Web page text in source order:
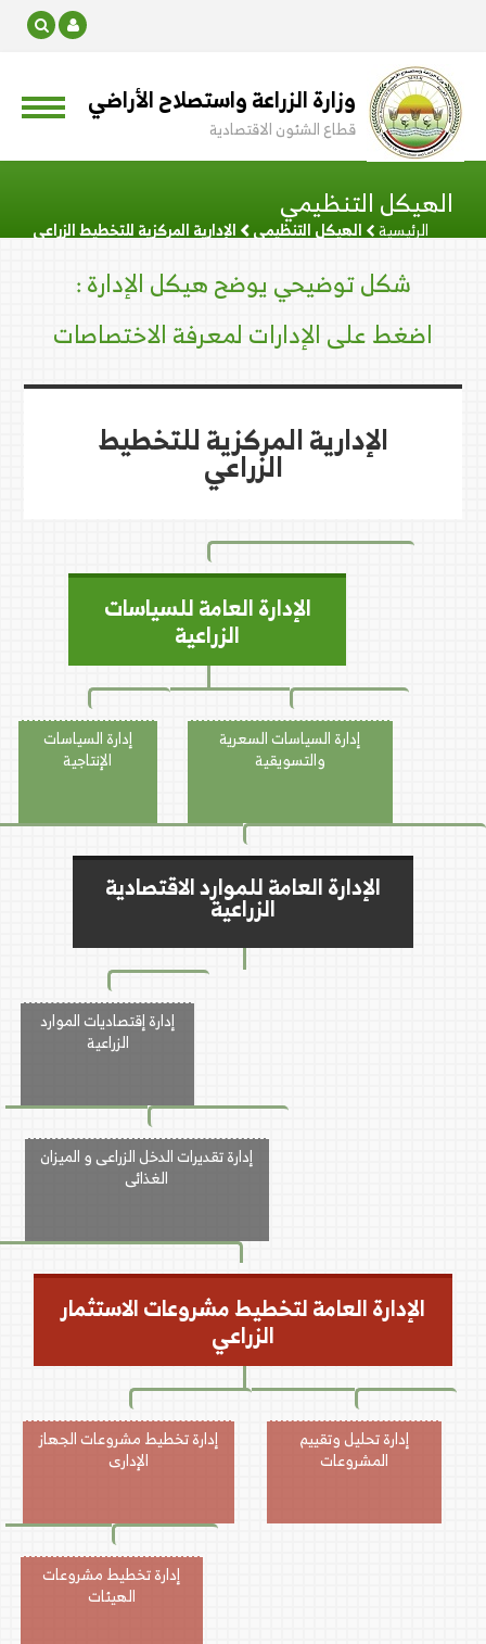
وزارة الزراعة واستصلاح الأراضي
قطاع الشئون الاقتصادية
الهيكل التنظيمي
الرئيسية الهيكل التنظيمي الإدارية المركزية للتخطيط الزراعي
شكل توضيحي يوضح هيكل الإدارة :
اضغط على الإدارات لمعرفة الاختصاصات
الإدارية المركزية للتخطيط
الزراعي
الإدارة العامة للسياسات
الزراعية
إدارة السياسات
الإنتاجية
إدارة السياسات السعرية
والتسويقية
الإدارة العامة للموارد الاقتصادية
الزراعية
إدارة إقتصاديات الموارد
الزراعية
إدارة تقديرات الدخل الزراعى و الميزان
الغذائى
الإدارة العامة لتخطيط مشروعات الاستثمار
الزراعي
إدارة تخطيط مشروعات الجهاز
الإدارى
إدارة تحليل وتقييم
المشروعات
إدارة تخطيط مشروعات
الهيئات